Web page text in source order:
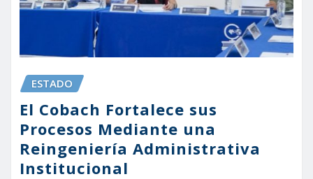
ESTADO
El Cobach Fortalece sus
Procesos Mediante una
Reingeniería Administrativa
Institucional